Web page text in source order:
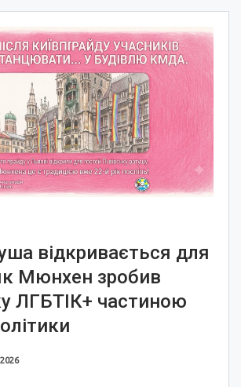
відкривається для
Мюнхен зробив
ЛГБТІК+ частиною